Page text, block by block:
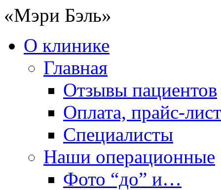
«Мэри Бэль»
О клинике
Главная
Отзывы пациентов
Оплата, прайс-лист
Специалисты
Наши операционные
Фото “до” и…